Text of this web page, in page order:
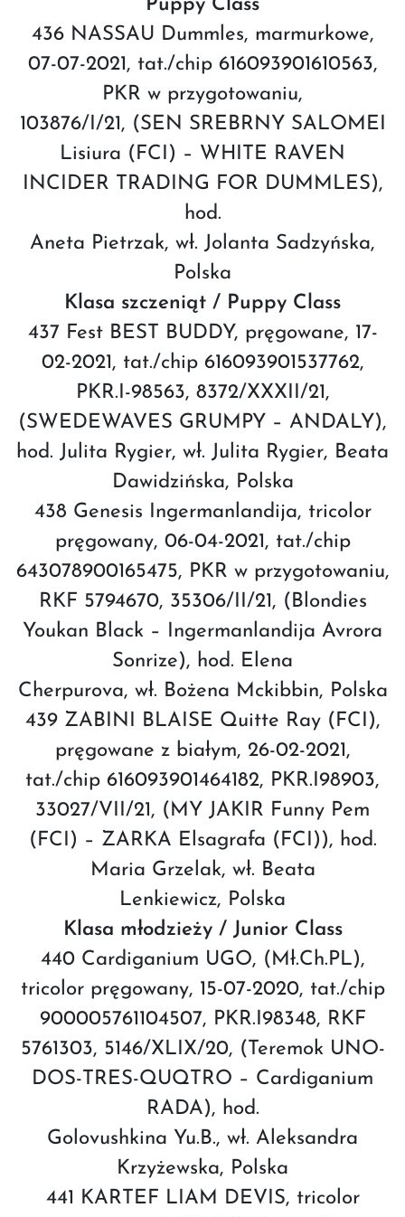
Puppy Class
436 NASSAU Dummles, marmurkowe,
07-07-2021, tat./chip 616093901610563,
PKR w przygotowaniu,
103876/I/21, (SEN SREBRNY SALOMEI
Lisiura (FCI) – WHITE RAVEN
INCIDER TRADING FOR DUMMLES),
hod.
Aneta Pietrzak, wł. Jolanta Sadzyńska,
Polska
Klasa szczeniąt / Puppy Class
437 Fest BEST BUDDY, pręgowane, 17-
02-2021, tat./chip 616093901537762,
PKR.I-98563, 8372/XXXII/21,
(SWEDEWAVES GRUMPY – ANDALY),
hod. Julita Rygier, wł. Julita Rygier, Beata
Dawidzińska, Polska
438 Genesis Ingermanlandija, tricolor
pręgowany, 06-04-2021, tat./chip
643078900165475, PKR w przygotowaniu,
RKF 5794670, 35306/II/21, (Blondies
Youkan Black – Ingermanlandija Avrora
Sonrize), hod. Elena
Cherpurova, wł. Bożena Mckibbin, Polska
439 ZABINI BLAISE Quitte Ray (FCI),
pręgowane z białym, 26-02-2021,
tat./chip 616093901464182, PKR.I98903,
33027/VII/21, (MY JAKIR Funny Pem
(FCI) – ZARKA Elsagrafa (FCI)), hod.
Maria Grzelak, wł. Beata
Lenkiewicz, Polska
Klasa młodzieży / Junior Class
440 Cardiganium UGO, (Mł.Ch.PL),
tricolor pręgowany, 15-07-2020, tat./chip
900005761104507, PKR.I98348, RKF
5761303, 5146/XLIX/20, (Teremok UNO-
DOS-TRES-QUQTRO – Cardiganium
RADA), hod.
Golovushkina Yu.B., wł. Aleksandra
Krzyżewska, Polska
441 KARTEF LIAM DEVIS, tricolor